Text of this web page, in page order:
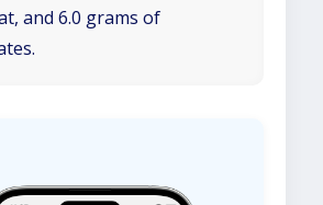
and 6.0 grams of